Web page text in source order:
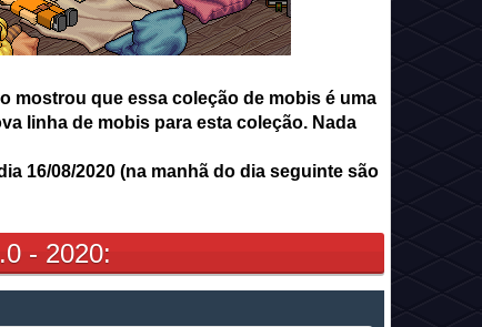
mostrou que essa coleção de mobis é uma
linha de mobis para esta coleção. Nada
16/08/2020 (na manhã do dia seguinte são
- 2020: